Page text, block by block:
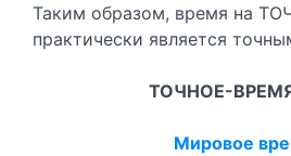
Таким образом, время на
практически является
ТОЧНОЕ-
Мировое